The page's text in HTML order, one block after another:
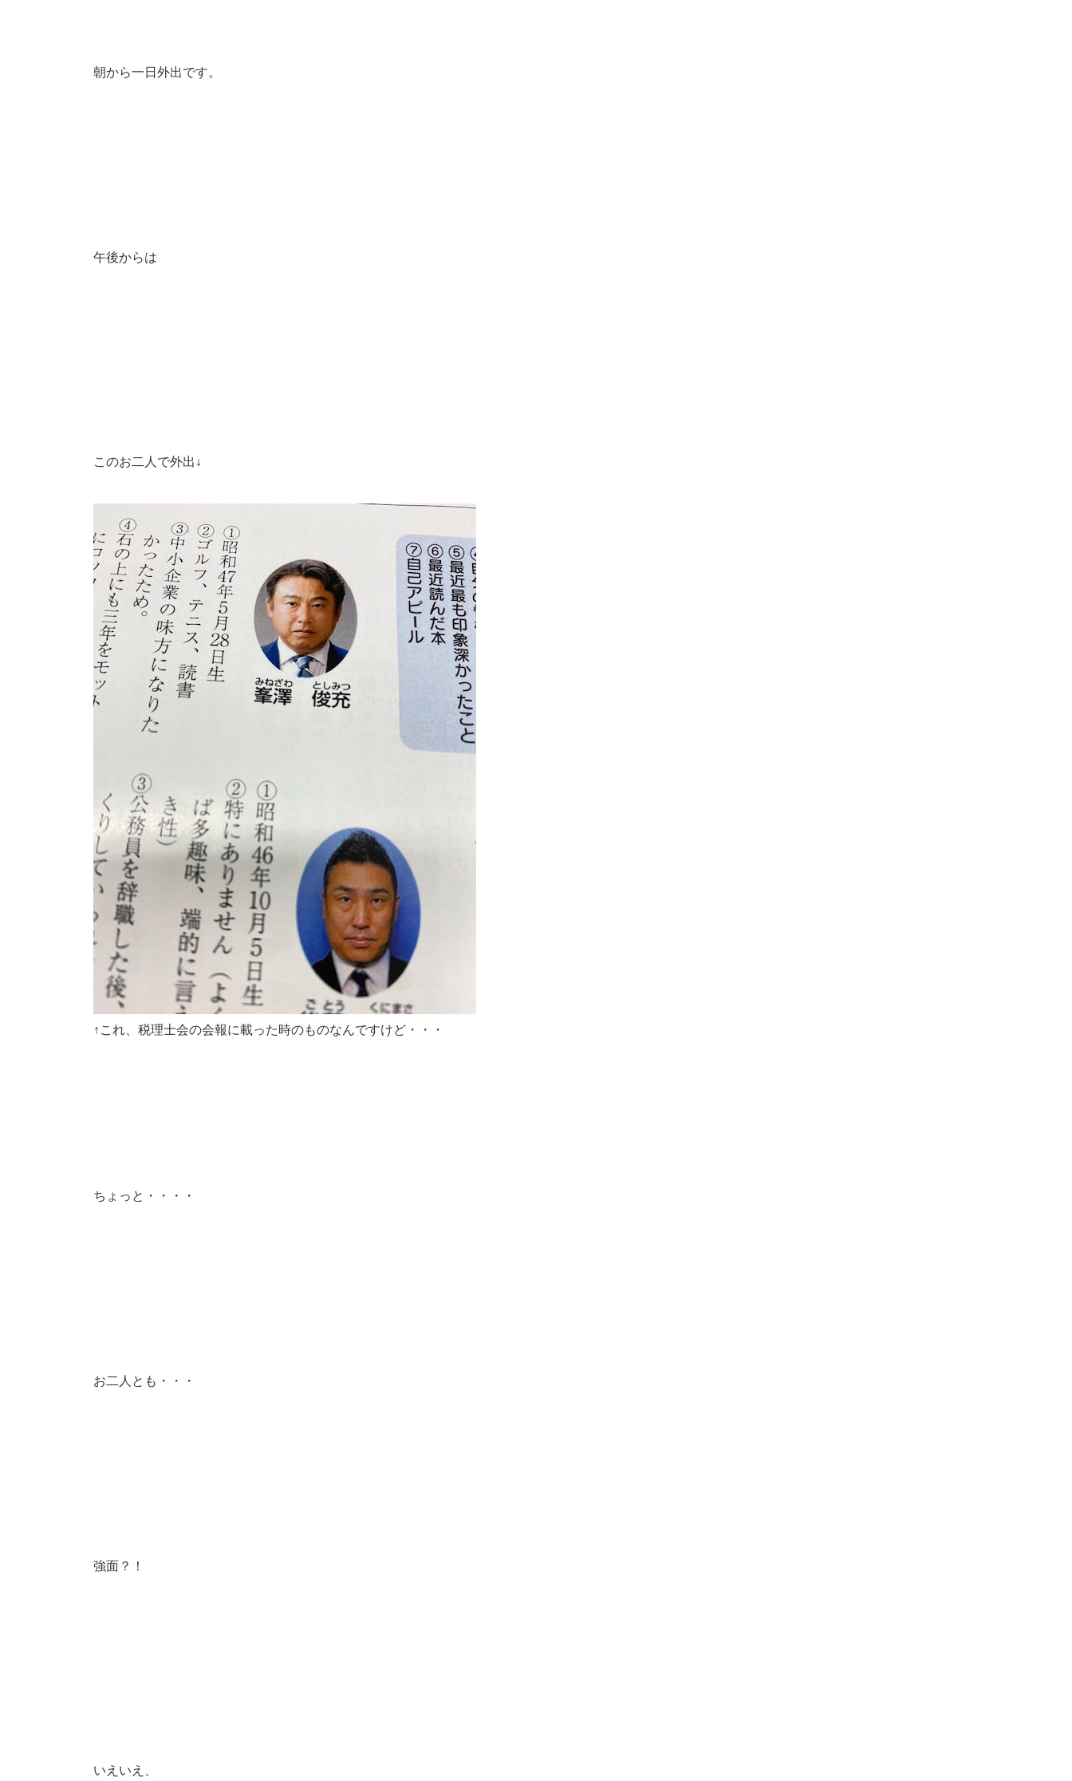
朝から一日外出です。
午後からは
このお二人で外出↓
↑これ、税理士会の会報に載った時のものなんですけど・・・
ちょっと・・・・
お二人とも・・・
強面？！
いえいえ、